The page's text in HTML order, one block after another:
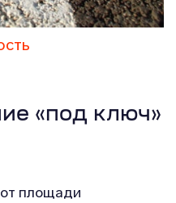
«под ключ»
от площади